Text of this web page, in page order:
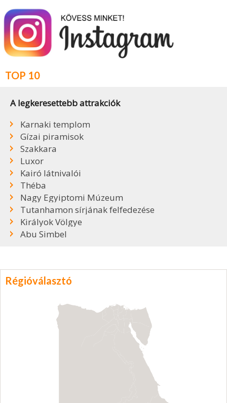
TOP 10
A legkeresettebb attrakciók
Karnaki templom
Gízai piramisok
Szakkara
Luxor
Kairó látnivalói
Théba
Nagy Egyiptomi Múzeum
Tutanhamon sírjának felfedezése
Királyok Völgye
Abu Simbel
Régióválasztó